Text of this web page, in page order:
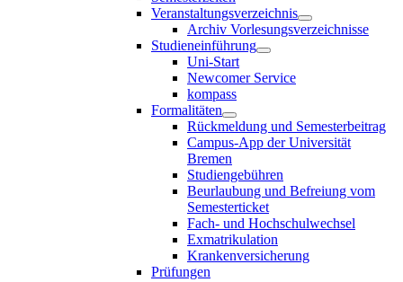
Veranstaltungsverzeichnis
Archiv Vorlesungsverzeichnisse
Studieneinführung
Uni-Start
Newcomer Service
kompass
Formalitäten
Rückmeldung und Semesterbeitrag
Campus-App der Universität
Bremen
Studiengebühren
Beurlaubung und Befreiung vom
Semesterticket
Fach- und Hochschulwechsel
Exmatrikulation
Krankenversicherung
Prüfungen